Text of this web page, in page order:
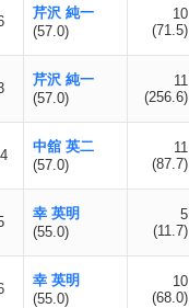
芹沢 純一
(57.0)
10
(71.5)
芹沢 純一
(57.0)
11
(256.6)
中舘 英二
(57.0)
11
(87.7)
幸 英明
(55.0)
5
(11.7)
幸 英明
(55.0)
10
(68.0)